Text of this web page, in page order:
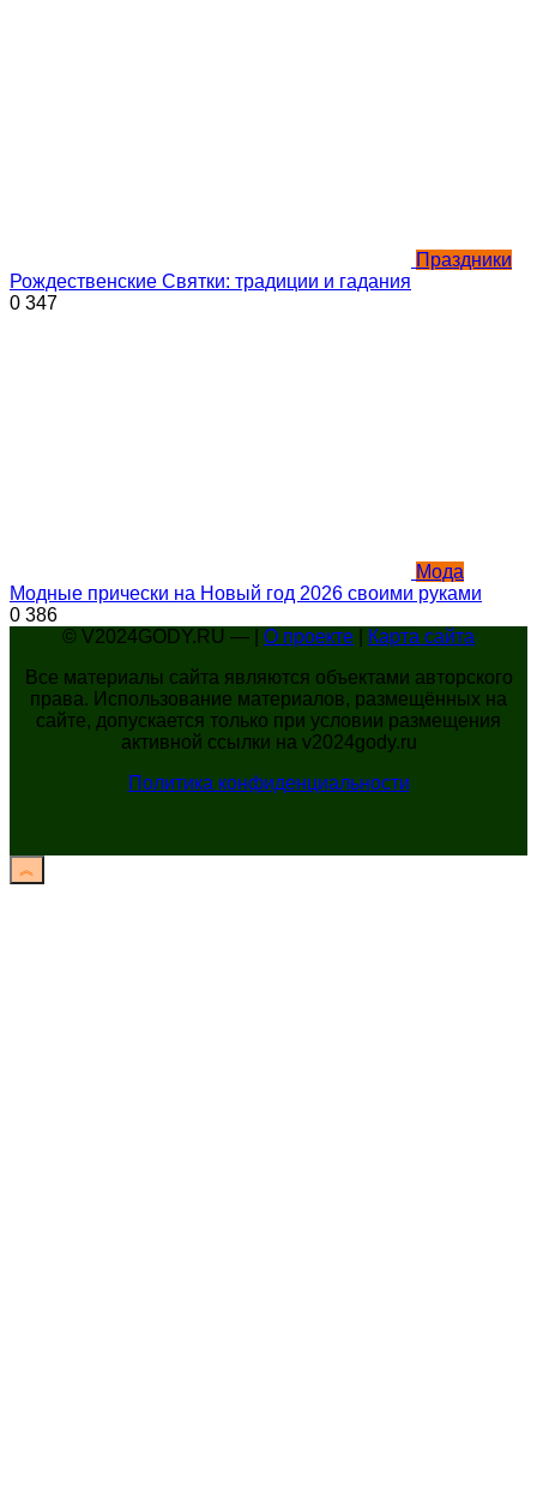
Праздники
Рождественские Святки: традиции и гадания
0 347
Мода
Модные прически на Новый год 2026 своими руками
0 386
© V2024GODY.RU — | О проекте
Карта сайта
Все материалы сайта являются объектами авторского
права. Использование материалов, размещённых на
сайте, допускается только при условии размещения
активной ссылки на v2024gody.ru
Политика конфиденциальности